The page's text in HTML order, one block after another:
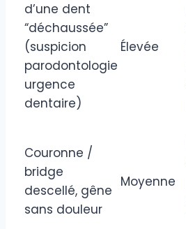
d’une dent
“déchaussée”
(suspicion
parodontologie
urgence
dentaire)
Élevée
Couronne /
bridge
descellé, gêne
sans douleur
Moyenne